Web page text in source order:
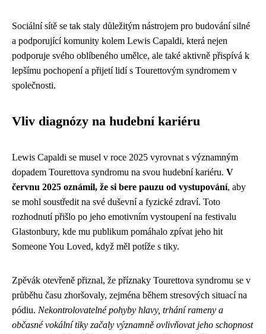
Sociální sítě se tak staly důležitým nástrojem pro budování silné
a podporující komunity kolem Lewis Capaldi, která nejen
podporuje svého oblíbeného umělce, ale také aktivně přispívá k
lepšímu pochopení a přijetí lidí s Tourettovým syndromem v
společnosti.
Vliv diagnózy na hudební kariéru
Lewis Capaldi se musel v roce 2025 vyrovnat s významným
dopadem Tourettova syndromu na svou hudební kariéru. V
červnu 2025 oznámil, že si bere pauzu od vystupování, aby
se mohl soustředit na své duševní a fyzické zdraví. Toto
rozhodnutí přišlo po jeho emotivním vystoupení na festivalu
Glastonbury, kde mu publikum pomáhalo zpívat jeho hit
Someone You Loved, když měl potíže s tiky.
Zpěvák otevřeně přiznal, že příznaky Tourettova syndromu se v
průběhu času zhoršovaly, zejména během stresových situací na
pódiu. Nekontrolovatelné pohyby hlavy, trhání rameny a
občasné vokální tiky začaly významně ovlivňovat jeho schopnost